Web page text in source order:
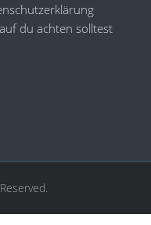
du achten solltest